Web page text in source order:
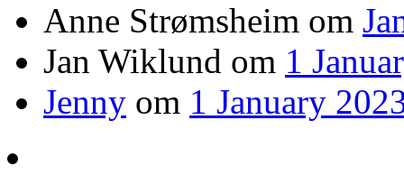
Anne Strømsheim om
Jan Wiklund om 1
Jenny om 1 January